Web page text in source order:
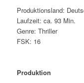
Produktionsland:
Laufzeit: ca. 93 Min.
Genre: Thriller
FSK: 16
Produktion